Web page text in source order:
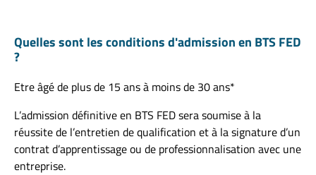
Quelles sont les conditions d'admission en BTS FED
?
Etre âgé de plus de 15 ans à moins de 30 ans*
L’admission définitive en BTS FED sera soumise à la
réussite de l’entretien de qualification et à la signature d’un
contrat d’apprentissage ou de professionnalisation avec une
entreprise.